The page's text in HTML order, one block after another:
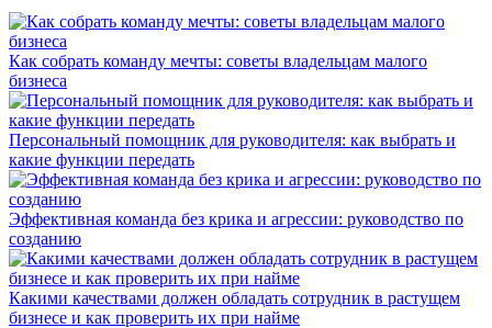
Как собрать команду мечты: советы владельцам малого
бизнеса
Персональный помощник для руководителя: как выбрать и
какие функции передать
Эффективная команда без крика и агрессии: руководство по
созданию
Какими качествами должен обладать сотрудник в растущем
бизнесе и как проверить их при найме